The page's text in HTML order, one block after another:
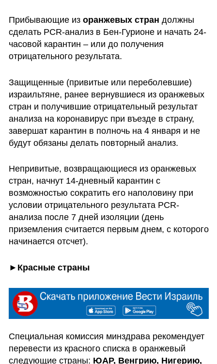
Прибывающие из оранжевых стран должны
сделать PCR-анализ в Бен-Гурионе и начать 24-
часовой карантин – или до получения
отрицательного результата.
Защищенные (привитые или переболевшие)
израильтяне, ранее вернувшиеся из оранжевых
стран и получившие отрицательный результат
анализа на коронавирус при въезде в страну,
завершат карантин в полночь на 4 января и не
будут обязаны делать повторный анализ.
Непривитые, возвращающиеся из оранжевых
стран, начнут 14-дневный карантин с
возможностью сократить его наполовину при
условии отрицательного результата PCR-
анализа после 7 дней изоляции (день
приземления считается первым днем, с которого
начинается отсчет).
►Красные страны
Специальная комиссия минздрава рекомендует
перевести из красного списка в оранжевый
следующие страны: ЮАР, Венгрию, Нигерию,